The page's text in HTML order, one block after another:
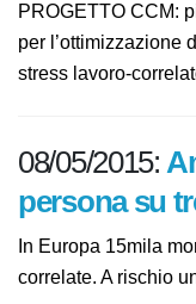
PROGETTO CCM:
per l’ottimizzazione
stress lavoro-
08/05/2015:
persona su
In Europa 15mila
correlate. A rischio